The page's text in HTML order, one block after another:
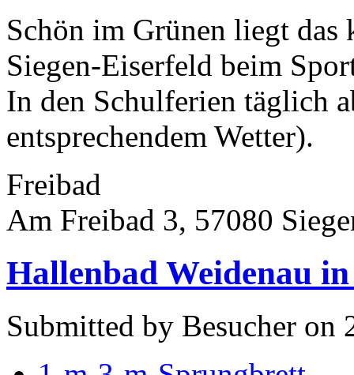
Schön im Grünen liegt
Siegen-Eiserfeld beim
In den Schulferien täglich
entsprechendem Wetter).
Freibad
Am Freibad 3, 57080
Hallenbad Weidenau in
Submitted by Besucher on